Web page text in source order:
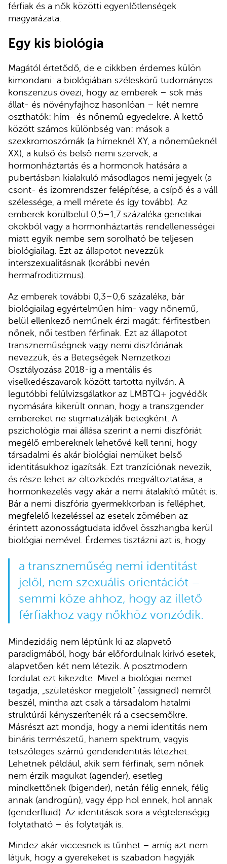
férfiak és a nők közötti egyenlőtlenségek
magyarázata.
Egy kis biológia
Magától értetődő, de e cikkben érdemes külön
kimondani: a biológiában széleskörű tudományos
konszenzus övezi, hogy az emberek – sok más
állat- és növényfajhoz hasonlóan – két nemre
oszthatók: hím- és nőnemű egyedekre. A kettő
között számos különbség van: mások a
szexkromoszómák (a hímeknél XY, a nőneműeknél
XX), a külső és belső nemi szervek, a
hormonháztartás és a hormonok hatására a
pubertásban kialakuló másodlagos nemi jegyek (a
csont- és izomrendszer felépítése, a csípő és a váll
szélessége, a mell mérete és így tovább). Az
emberek körülbelül 0,5–1,7 százaléka genetikai
okokból vagy a hormonháztartás rendellenességei
miatt egyik nembe sem sorolható be teljesen
biológiailag. Ezt az állapotot nevezzük
interszexualitásnak (korábbi nevén
hermafroditizmus).
Az emberek további 0,3–0,6 százaléka, bár
biológiailag egyértelműen hím- vagy nőnemű,
belül ellenkező neműnek érzi magát: férfitestben
nőnek, női testben férfinak. Ezt az állapotot
transzneműségnek vagy nemi diszfóriának
nevezzük, és a Betegségek Nemzetközi
Osztályozása 2018-ig a mentális és
viselkedészavarok között tartotta nyilván. A
legutóbbi felülvizsgálatkor az LMBTQ+ jogvédők
nyomására kikerült onnan, hogy a transzgender
embereket ne stigmatizálják betegként. A
pszichológia mai állása szerint a nemi diszfóriát
megélő embereknek lehetővé kell tenni, hogy
társadalmi és akár biológiai nemüket belső
identitásukhoz igazítsák. Ezt tranzíciónak nevezik,
és része lehet az öltözködés megváltoztatása, a
hormonkezelés vagy akár a nemi átalakító műtét is.
Bár a nemi diszfória gyermekkorban is felléphet,
megfelelő kezeléssel az esetek zömében az
érintett azonosságtudata idővel összhangba kerül
biológiai nemével. Érdemes tisztázni azt is, hogy
a transzneműség nemi identitást
jelöl, nem szexuális orientációt –
semmi köze ahhoz, hogy az illető
férfiakhoz vagy nőkhöz vonzódik.
Mindezidáig nem léptünk ki az alapvető
paradigmából, hogy bár előfordulnak kirívó esetek,
alapvetően két nem létezik. A posztmodern
fordulat ezt kikezdte. Mivel a biológiai nemet
tagadja, „születéskor megjelölt” (assigned) nemről
beszél, mintha azt csak a társadalom hatalmi
struktúrái kényszerítenék rá a csecsemőkre.
Másrészt azt mondja, hogy a nemi identitás nem
bináris természetű, hanem spektrum, vagyis
tetszőleges számú genderidentitás létezhet.
Lehetnek például, akik sem férfinak, sem nőnek
nem érzik magukat (agender), esetleg
mindkettőnek (bigender), netán félig ennek, félig
annak (androgün), vagy épp hol ennek, hol annak
(genderfluid). Az identitások sora a végtelenségig
folytatható – és folytatják is.
Mindez akár viccesnek is tűnhet – amíg azt nem
látjuk, hogy a gyerekeket is szabadon hagyják